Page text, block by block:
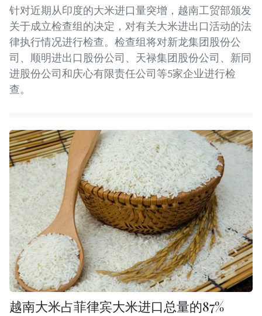
针对近期从印度的大米进口量突增，越南工贸部颁发
关于成立检查组的决定，对有关大米进出口活动的法
律执行情况进行检查。检查组将对新龙集团股份公
司、顺明进出口股份公司、天禄集团股份公司、新同
进股份公司和庆心有限责任公司等5家企业进行检
查。
越南大米占菲律宾大米进口总量的87%